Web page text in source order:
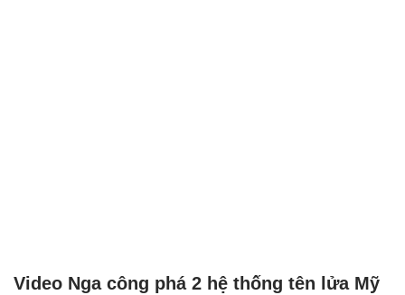
Video Nga công phá 2 hệ thống tên lửa Mỹ